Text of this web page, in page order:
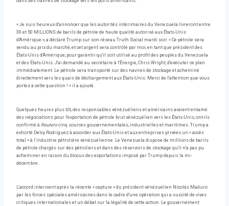
« Je suis heureux d'annoncer que les autorités intérimaires du Venezuela livreront entre
30 et 50 MILLIONS de barils de pétrole de haute qualité autorisé aux États-Unis
d'Amérique », a déclaré Trump sur son réseau Truth Social mardi soir. « Ce pétrole sera
vendu au prix du marché, et cet argent sera contrôlé par moi, en tant que président des
États-Unis d'Amérique, pour garantir qu'il soit utilisé au profit des peuples du Venezuela
et des États-Unis. J'ai demandé au secrétaire à l'Énergie, Chris Wright, d'exécuter ce plan
immédiatement. Le pétrole sera transporté sur des navires de stockage et acheminé
directement vers les quais de déchargement aux États-Unis. Merci de l'attention que vous
portez à cette question ! » il a ajouté.
Quelques heures plus tôt, des responsables vénézuéliens et américains avaient entamé
des négociations pour l'exportation de pétrole brut vénézuélien vers les États-Unis, ont-ils
confirmé à Reuters cinq sources gouvernementales, industrielles et maritimes. Trump a
exhorté Delcy Rodríguez à accorder aux États-Unis et aux entreprises privées un « accès
total » à l’industrie pétrolière vénézuélienne. Le Venezuela dispose de millions de barils
de pétrole chargés sur des pétroliers et dans des réservoirs de stockage qu'il n'a pas pu
acheminer en raison du blocus des exportations imposé par Trump depuis la mi-
décembre.
L'accord intervient après la récente « capture » du président vénézuélien Nicolás Maduro
par les forces spéciales américaines dans le cadre d'une opération qui a suscité de vives
critiques internationales et un débat sur la légalité de cette action. Le gouvernement